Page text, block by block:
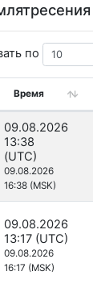
по
Время
09.08.2026
13:38
(UTC)
09.08.2026
16:38 (MSK)
09.08.2026
13:17 (UTC)
09.08.2026
16:17 (MSK)